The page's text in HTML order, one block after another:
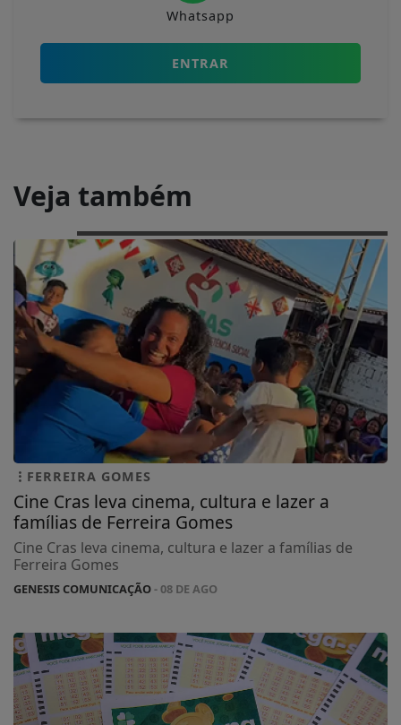
Whatsapp
ENTRAR
Veja também
FERREIRA GOMES
Cine Cras leva cinema, cultura e lazer a
famílias de Ferreira Gomes
Cine Cras leva cinema, cultura e lazer a famílias de
Ferreira Gomes
GENESIS COMUNICAÇÃO- 08 DE AGO